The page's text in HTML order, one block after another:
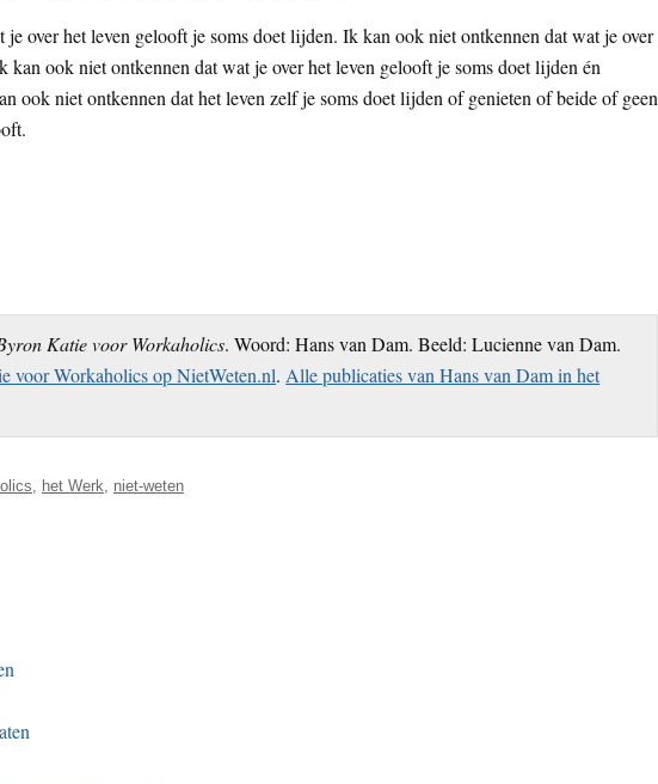
over het leven gelooft je soms doet lijden. Ik kan ook niet ontkennen dat wat je over
kan ook niet ontkennen dat wat je over het leven gelooft je soms doet lijden én
ook niet ontkennen dat het leven zelf je soms doet lijden of genieten of beide of geen
Katie voor Workaholics. Woord: Hans van Dam. Beeld: Lucienne van Dam.
voor Workaholics op NietWeten.nl.Alle publicaties van Hans van Dam in het
het Werk niet-weten